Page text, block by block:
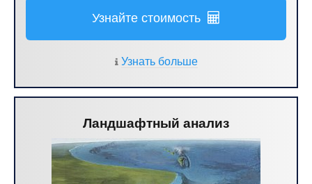
Узнайте стоимость
Узнать больше
Ландшафтный анализ